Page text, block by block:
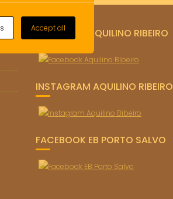
FACEBOOK AQUILINO RIBEIRO
INSTAGRAM AQUILINO RIBEIRO
FACEBOOK EB PORTO SALVO
Accept all